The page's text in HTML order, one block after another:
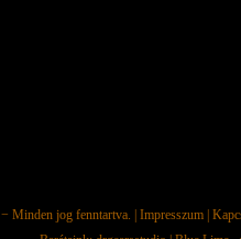
− Minden jog fenntartva. | Impresszum